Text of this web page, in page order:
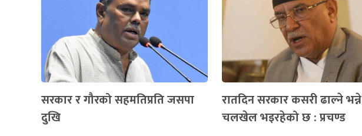
सरकार र गौरको सहमतिप्रति जसपा
दुखि
रातदिन सरकार कसरी ढाल्ने भन्ने
चलखेल भइरहेको छ : प्रचण्ड